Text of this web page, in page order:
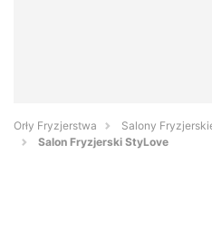
Orły Fryzjerstwa
Salony
Salon Fryzjerski StyLove